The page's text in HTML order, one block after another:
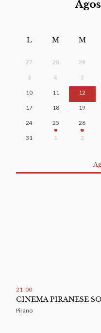
L M M
27 28 29
3 4 5
10 11 12
17 18 19
24 25 26
31 1 2
21 00
CINEMA PIRANESE
Pirano